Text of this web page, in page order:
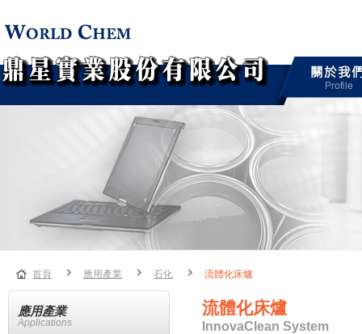
首頁 應用產業 石化 流體化床爐
應用產業
Applications
流體化床爐
InnovaClean System